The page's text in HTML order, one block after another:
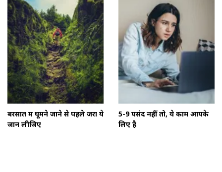
बरसात में घूमने जाने से पहले जरा ये
जान लीजिए
5-9 पसंद नहीं तो, ये काम आपके
लिए है